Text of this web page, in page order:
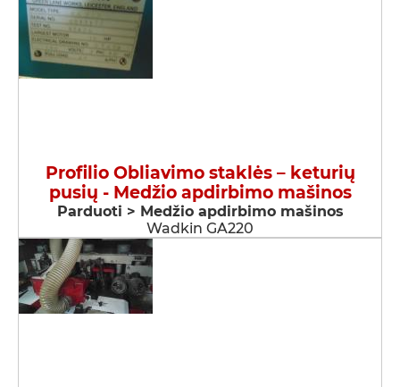
Profilio Obliavimo staklės – keturių
pusių - Medžio apdirbimo mašinos
Parduoti > Medžio apdirbimo mašinos
Wadkin GA220